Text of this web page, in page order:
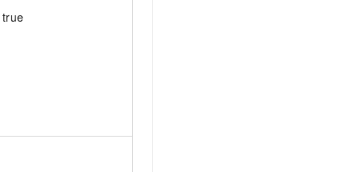
true